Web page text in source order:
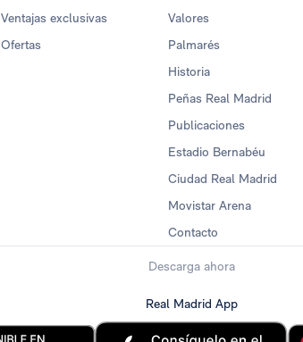
Ventajas exclusivas
Ofertas
Valores
Palmarés
Historia
Peñas Real Madrid
Publicaciones
Estadio Bernabéu
Ciudad Real Madrid
Movistar Arena
Contacto
Descarga ahora
Real Madrid App